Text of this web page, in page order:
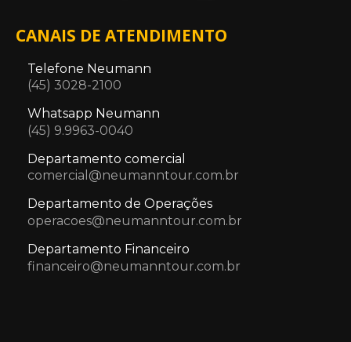
CANAIS DE ATENDIMENTO
Telefone Neumann
(45) 3028-2100
Whatsapp Neumann
(45) 9.9963-0040
Departamento comercial
comercial@neumanntour.com.br
Departamento de Operações
operacoes@neumanntour.com.br
Departamento Financeiro
financeiro@neumanntour.com.br